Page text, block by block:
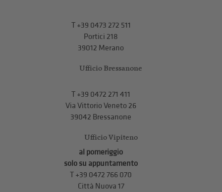
T+39 0473 272 511
Portici 218
39012 Merano
Ufficio Bressanone
T +39 0472 271 411
Via Vittorio Veneto 26
39042 Bressanone
Ufficio Vipiteno
al pomeriggio
solo su appuntamento
T +39 0472 766 070
Città Nuova 17